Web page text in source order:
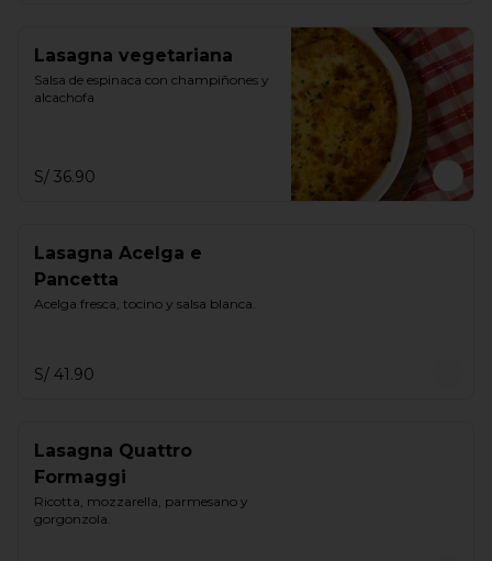
Lasagna vegetariana
Salsa de espinaca con champiñones y
alcachofa
S/ 36.90
Lasagna Acelga e
Pancetta
Acelga fresca, tocino y salsa blanca.
S/ 41.90
Lasagna Quattro
Formaggi
Ricotta, mozzarella, parmesano y
gorgonzola.